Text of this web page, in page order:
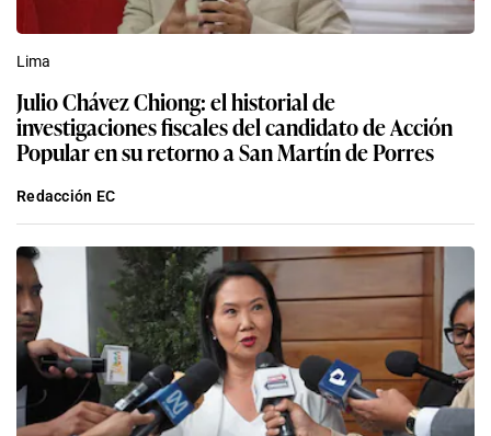
Lima
Julio Chávez Chiong: el historial de
investigaciones fiscales del candidato de Acción
Popular en su retorno a San Martín de Porres
Redacción EC